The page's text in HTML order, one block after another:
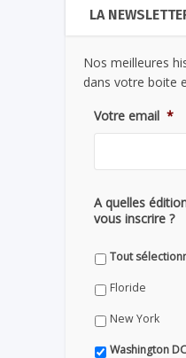
LA
Nos meilleures
dans votre boite
Votre email *
A quelles
vous inscrire ?
Tout
Floride
New York
Washington DC